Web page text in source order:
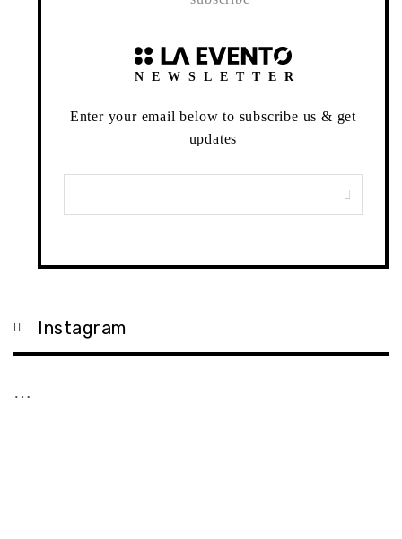
NEWSLETTER
Enter your email below to subscribe us & get
updates
Instagram
…